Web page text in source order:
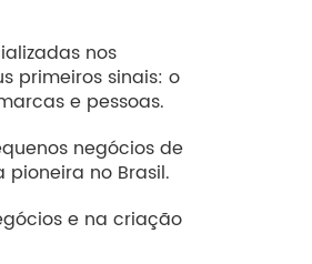
nos
primeiros sinais: o
e pessoas.
negócios de
no Brasil.
e na criação